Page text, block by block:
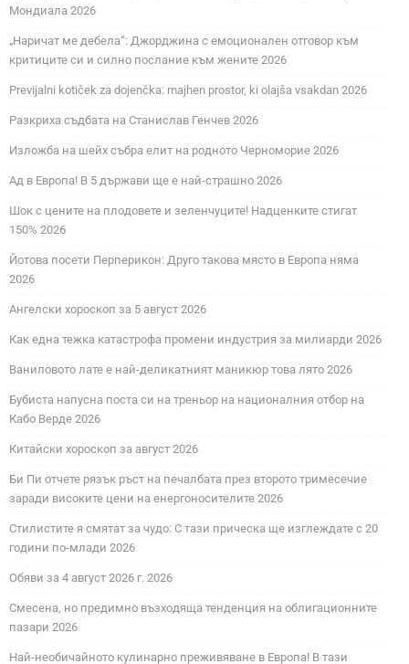
Мондиала 2026
„Наричат ме дебела“: Джорджина с емоционален отговор към
критиците си и силно послание към жените 2026
Previjalni kotiček za dojenčka: majhen prostor, ki olajša vsakdan 2026
Разкриха съдбата на Станислав Генчев 2026
Изложба на шейх събра елит на родното Черноморие 2026
Ад в Европа! В 5 държави ще е най-страшно 2026
Шок с цените на плодовете и зеленчуците! Надценките стигат
150% 2026
Йотова посети Перперикон: Друго такова място в Европа няма
2026
Ангелски хороскоп за 5 август 2026
Как една тежка катастрофа промени индустрия за милиарди 2026
Ваниловото лате е най-деликатният маникюр това лято 2026
Бубиста напусна поста си на треньор на националния отбор на
Кабо Верде 2026
Китайски хороскоп за август 2026
Би Пи отчете рязък ръст на печалбата през второто тримесечие
заради високите цени на енергоносителите 2026
Стилистите я смятат за чудо: С тази прическа ще изглеждате с 20
години по-млади 2026
Обяви за 4 август 2026 г. 2026
Смесена, но предимно възходяща тенденция на облигационните
пазари 2026
Най-необичайното кулинарно преживяване в Европа! В тази